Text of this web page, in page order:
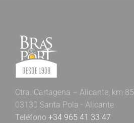
Ctra. Cartagena – Alicante, km 85
03130 Santa Pola - Alicante
Teléfono +34 965 41 33 47